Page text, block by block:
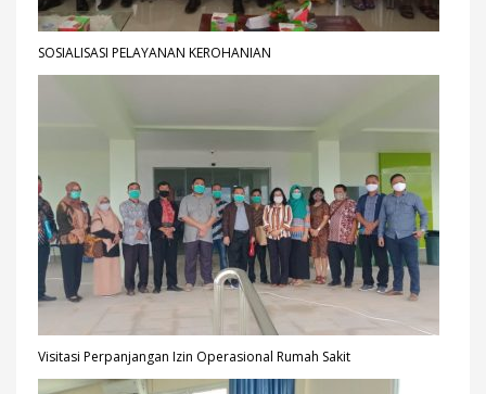
SOSIALISASI PELAYANAN KEROHANIAN
Visitasi Perpanjangan Izin Operasional Rumah Sakit